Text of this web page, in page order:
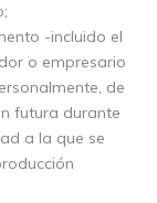
-incluido el
o empresario
de
futura durante
a la que se